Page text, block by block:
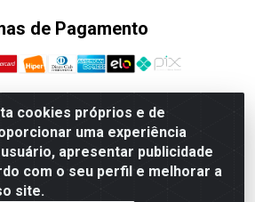
cookies próprios e de
uma experiência
apresentar publicidade
com o seu perfil e melhorar a
site.
de Pagamento
- Matriz - Rua Itatiba Do Sul,
Cascavel-PR - CEP 85804-700-
85.522.043/0001-90